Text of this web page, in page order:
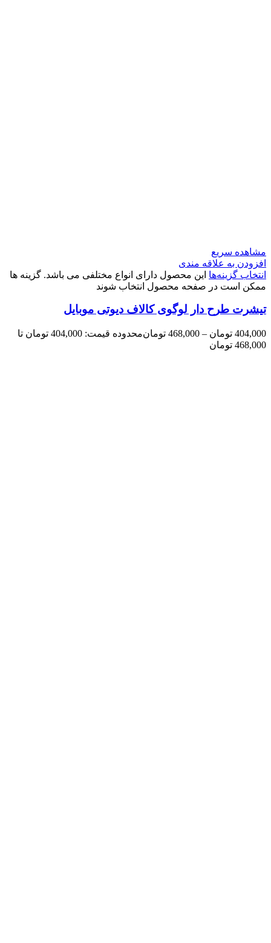
مشاهده سریع
افزودن به علاقه مندی
انتخاب گزینه‌ها این محصول دارای انواع مختلفی می باشد. گزینه ها
ممکن است در صفحه محصول انتخاب شوند
تیشرت طرح دار لوگوی کالاف دیوتی موبایل
404,000 تومان –
468,000 تومان
محدوده قیمت: 404,000 تومان تا
468,000 تومان